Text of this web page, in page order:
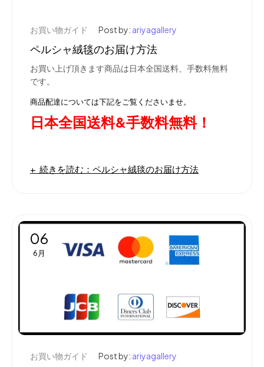
お買い物ガイド Post by: ariyagallery
ペルシャ絨毯のお届け方法
お買い上げ頂きます商品は日本全国送料、手数料無料
です。
商品配達については下記をご覧くださいませ。
日本全国送料&手数料無料！
続きを読む：ペルシャ絨毯のお届け方法
06
6月
お買い物ガイド Post by: ariyagallery